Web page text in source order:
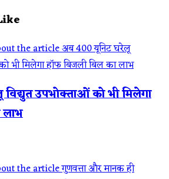
उपभोक्ताओं को भी मिलेगा
लाभ